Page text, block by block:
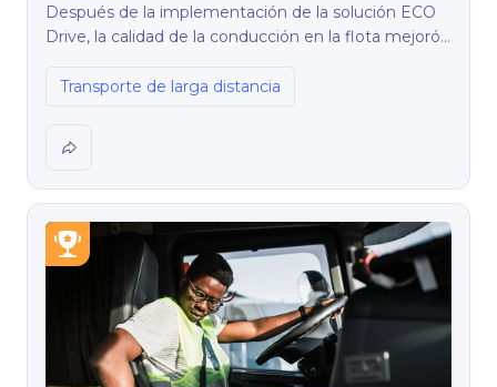
Después de la implementación de la solución ECO
Drive, la calidad de la conducción en la flota mejoró
evaluación y puntuación y lo presentó a todos los
y comportamiento en la carretera.
Transporte de larga distancia